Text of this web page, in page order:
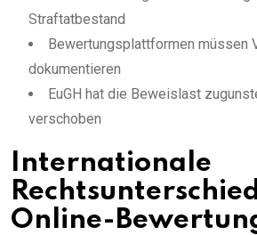
Straftatbestand
Bewertungsplattformen müssen
dokumentieren
EuGH hat die Beweislast
verschoben
Internationale
Online-